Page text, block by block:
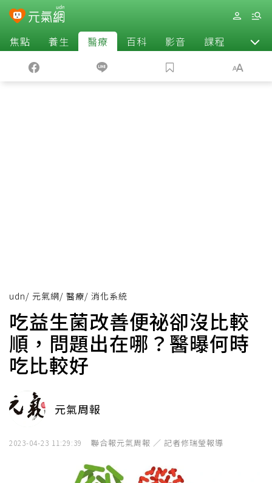
焦點 養生 醫療 百科 影音 課程 退休
udn/ 元氣網/ 醫療/ 消化系統
吃益生菌改善便祕卻沒比較
順，問題出在哪？醫曝何時
吃比較好
元氣周報
2023-04-23 11:29:39 聯合報元氣周報 ／ 記者修瑞瑩報導